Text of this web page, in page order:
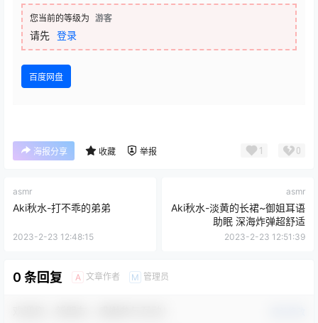
您当前的等级为 游客
请先 登录
百度网盘
海报分享 收藏 举报 1 0
asmr
Aki秋水-打不乖的弟弟
2023-2-23 12:48:15
asmr
Aki秋水-淡黄的长裙~御姐耳语
助眠 深海炸弹超舒适
2023-2-23 12:51:39
0 条回复 A 文章作者 M 管理员